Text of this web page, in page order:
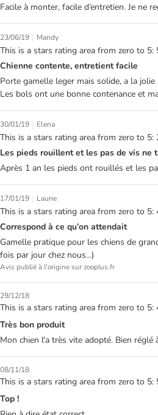
Facile à monter, facile d’entretien. Je ne
23/06/19 | Mandy
This is a stars rating area from zero to 5:
Chienne contente, entretient facile
Porte gamelle leger mais solide, a la
Les bols ont une bonne contenance et
30/01/19 | Elena
This is a stars rating area from zero to 5:
Les pieds rouillent et les pas de vis ne
Après 1 an les pieds ont rouillés et les
17/01/19 | Laurie
This is a stars rating area from zero to 5:
Correspond à ce qu’on attendait
Gamelle pratique pour les chiens de
fois par jour chez nous...)
Avis publié à l'origine sur zooplus.fr
29/12/18
This is a stars rating area from zero to 5:
Très bon produit
Mon chien l'a très vite adopté. Bien
08/11/18
This is a stars rating area from zero to 5:
Top !